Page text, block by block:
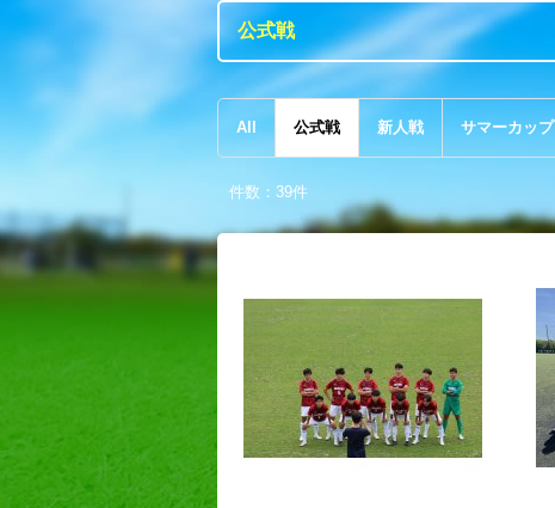
公式戦
All 公式戦 新人戦 サマーカップ
件数 ： 39件